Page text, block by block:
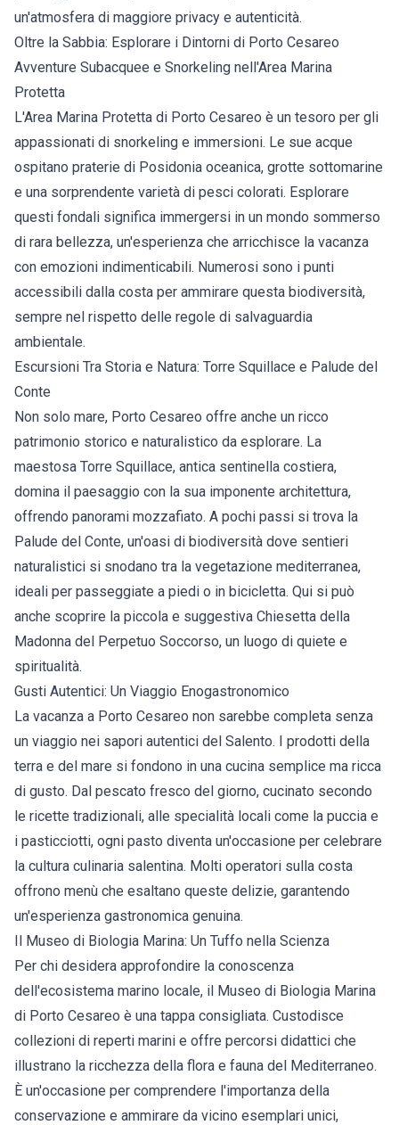
un'atmosfera di maggiore privacy e autenticità.
Oltre la Sabbia: Esplorare i Dintorni di Porto Cesareo
Avventure Subacquee e Snorkeling nell'Area Marina
Protetta
L'Area Marina Protetta di Porto Cesareo è un tesoro per gli
appassionati di snorkeling e immersioni. Le sue acque
ospitano praterie di Posidonia oceanica, grotte sottomarine
e una sorprendente varietà di pesci colorati. Esplorare
questi fondali significa immergersi in un mondo sommerso
di rara bellezza, un'esperienza che arricchisce la vacanza
con emozioni indimenticabili. Numerosi sono i punti
accessibili dalla costa per ammirare questa biodiversità,
sempre nel rispetto delle regole di salvaguardia
ambientale.
Escursioni Tra Storia e Natura: Torre Squillace e Palude del
Conte
Non solo mare, Porto Cesareo offre anche un ricco
patrimonio storico e naturalistico da esplorare. La
maestosa Torre Squillace, antica sentinella costiera,
domina il paesaggio con la sua imponente architettura,
offrendo panorami mozzafiato. A pochi passi si trova la
Palude del Conte, un'oasi di biodiversità dove sentieri
naturalistici si snodano tra la vegetazione mediterranea,
ideali per passeggiate a piedi o in bicicletta. Qui si può
anche scoprire la piccola e suggestiva Chiesetta della
Madonna del Perpetuo Soccorso, un luogo di quiete e
spiritualità.
Gusti Autentici: Un Viaggio Enogastronomico
La vacanza a Porto Cesareo non sarebbe completa senza
un viaggio nei sapori autentici del Salento. I prodotti della
terra e del mare si fondono in una cucina semplice ma ricca
di gusto. Dal pescato fresco del giorno, cucinato secondo
le ricette tradizionali, alle specialità locali come la puccia e
i pasticciotti, ogni pasto diventa un'occasione per celebrare
la cultura culinaria salentina. Molti operatori sulla costa
offrono menù che esaltano queste delizie, garantendo
un'esperienza gastronomica genuina.
Il Museo di Biologia Marina: Un Tuffo nella Scienza
Per chi desidera approfondire la conoscenza
dell'ecosistema marino locale, il Museo di Biologia Marina
di Porto Cesareo è una tappa consigliata. Custodisce
collezioni di reperti marini e offre percorsi didattici che
illustrano la ricchezza della flora e fauna del Mediterraneo.
È un'occasione per comprendere l'importanza della
conservazione e ammirare da vicino esemplari unici,